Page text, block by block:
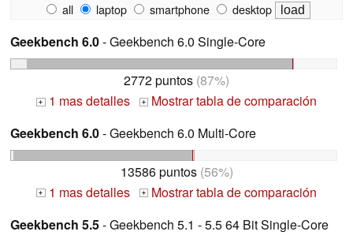
all
laptop smartphone desktop
Geekbench 6.0- Geekbench 6.0 Single-Core
2772 puntos (87%)
+ 1 mas detalles +
Mostrar tabla de comparación
Geekbench 6.0- Geekbench 6.0 Multi-Core
13586 puntos(56%)
+ 1 mas detalles +
Mostrar tabla de comparación
Geekbench 5.5- Geekbench 5.1 - 5.5 64 Bit Single-Core